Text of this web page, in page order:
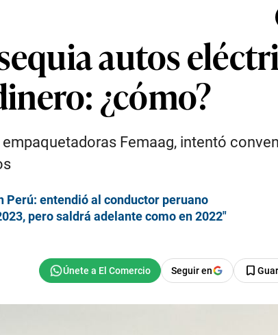
autos
¿cómo?
Femaag, intentó
Perú: entendió al conductor peruano
pero saldrá adelante como en 2022″
Seguir en